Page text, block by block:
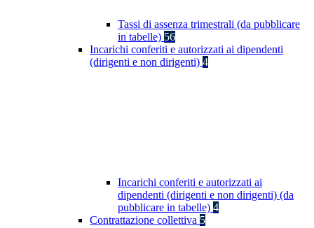
Tassi di assenza trimestrali (da pubblicare
in tabelle) 56
Incarichi conferiti e autorizzati ai dipendenti
(dirigenti e non dirigenti) 4
Incarichi conferiti e autorizzati ai
dipendenti (dirigenti e non dirigenti) (da
pubblicare in tabelle) 4
Contrattazione collettiva 5